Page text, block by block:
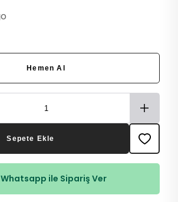
Hemen Al
Sepete Ekle
Whatsapp ile Sipariş Ver